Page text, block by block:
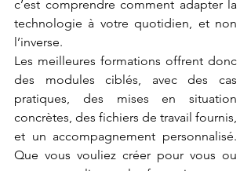
c’est comprendre comment adapter la
technologie à votre quotidien, et non
l’inverse.
Les meilleures formations offrent donc
des modules ciblés, avec des cas
pratiques, des mises en situation
concrètes, des fichiers de travail fournis,
et un accompagnement personnalisé.
Que vous vouliez créer pour vous ou